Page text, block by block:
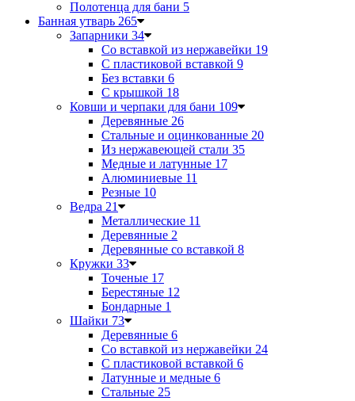
Полотенца для бани 5
Банная утварь 265
Запарники 34
Со вставкой из нержавейки 19
С пластиковой вставкой 9
Без вставки 6
С крышкой 18
Ковши и черпаки для бани 109
Деревянные 26
Стальные и оцинкованные 20
Из нержавеющей стали 35
Медные и латунные 17
Алюминиевые 11
Резные 10
Ведра 21
Металлические 11
Деревянные 2
Деревянные со вставкой 8
Кружки 33
Точеные 17
Берестяные 12
Бондарные 1
Шайки 73
Деревянные 6
Со вставкой из нержавейки 24
С пластиковой вставкой 6
Латунные и медные 6
Стальные 25